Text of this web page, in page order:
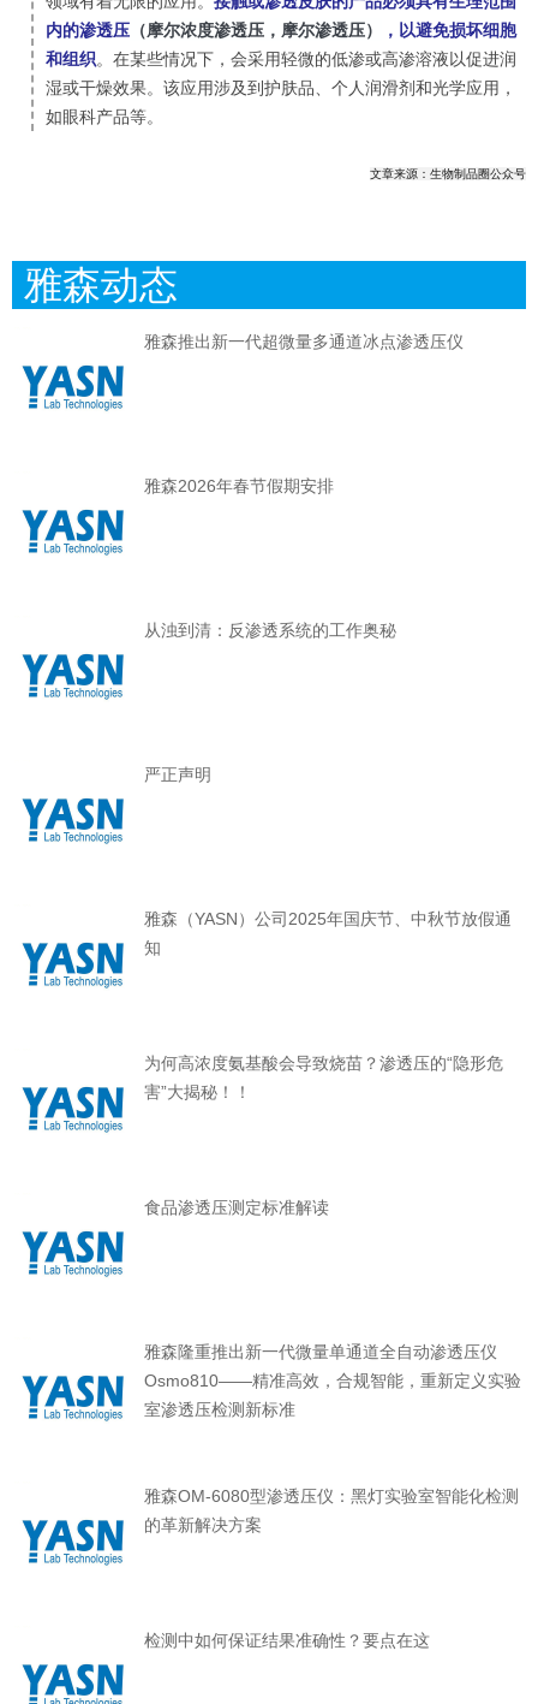
内的渗透压 （摩尔浓度渗透压，摩尔渗透压）
，以避免损坏细胞
和组织。在某些情况下，会采用轻微的低渗或高渗溶液以促进润
湿或干燥效果。该应用涉及到护肤品、个人润滑剂和光学应用，
如眼科产品等。
文章来源：生物制品圈公众号
雅森动态
雅森推出新一代超微量多通道冰点渗透压仪
雅森2026年春节假期安排
从浊到清：反渗透系统的工作奥秘
严正声明
雅森（YASN）公司2025年国庆节、中秋节放假通
知
为何高浓度氨基酸会导致烧苗？渗透压的“隐形危
害”大揭秘！！
食品渗透压测定标准解读
雅森隆重推出新一代微量单通道全自动渗透压仪
Osmo810——精准高效，合规智能，重新定义实验
室渗透压检测新标准
雅森OM-6080型渗透压仪：黑灯实验室智能化检测
的革新解决方案
检测中如何保证结果准确性？要点在这